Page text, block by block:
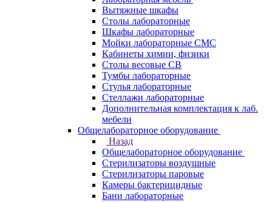
Вытяжные шкафы
Столы лабораторные
Шкафы лабораторные
Мойки лабораторные СМС
Кабинеты химии, физики
Столы весовые СВ
Тумбы лабораторные
Стулья лабораторные
Стеллажи лабораторные
Дополнительная комплектация к лаб.
мебели
Общелабораторное оборудование
Назад
Общелабораторное оборудование
Стерилизаторы воздушные
Стерилизаторы паровые
Камеры бактерицидные
Бани лабораторные